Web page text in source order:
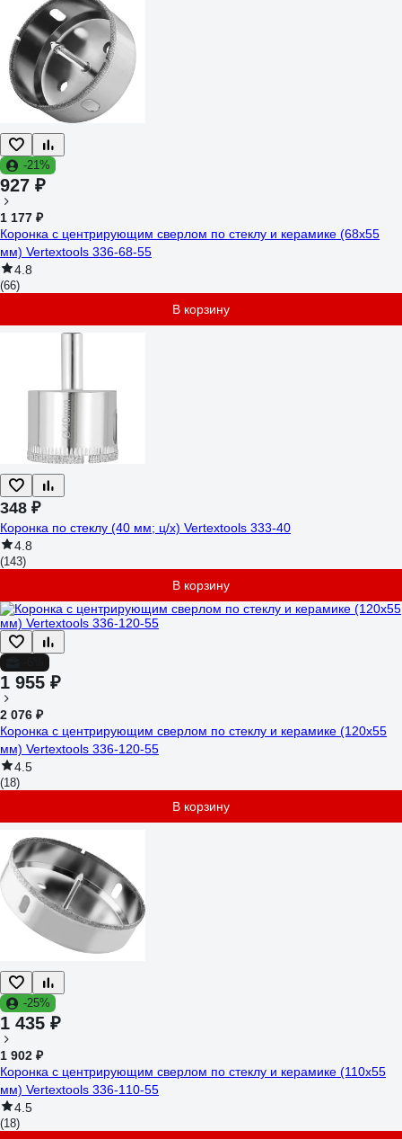
-21%
927 ₽
1 177 ₽
Коронка с центрирующим сверлом по стеклу и керамике (68х55
мм) Vertextools 336-68-55
4.8
(66)
В корзину
348 ₽
Коронка по стеклу (40 мм; ц/х) Vertextools 333-40
4.8
(143)
В корзину
1 955 ₽
2 076 ₽
Коронка с центрирующим сверлом по стеклу и керамике (120х55
мм) Vertextools 336-120-55
4.5
(18)
В корзину
-25%
1 435 ₽
1 902 ₽
Коронка с центрирующим сверлом по стеклу и керамике (110х55
мм) Vertextools 336-110-55
4.5
(18)